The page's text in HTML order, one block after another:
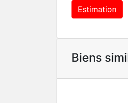
Estimation
Biens